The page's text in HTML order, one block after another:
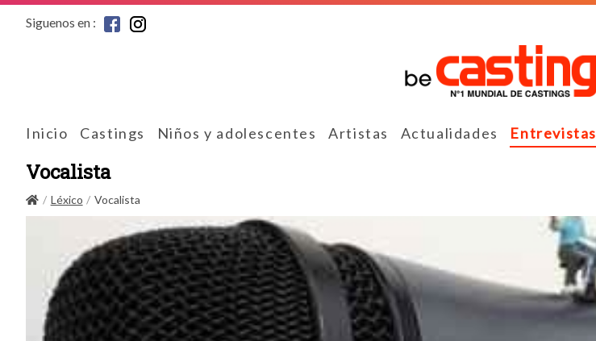
Siguenos en :
Inicio Castings Niños y adolescentes Artistas Actualidades Entrevistas
Vocalista
Léxico Vocalista